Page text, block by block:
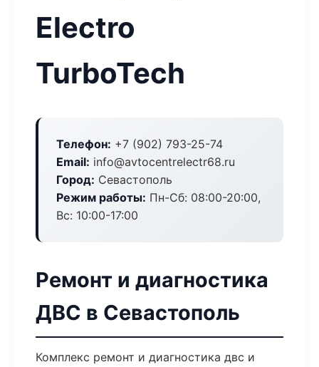
Electro
TurboTech
Телефон: +7 (902) 793-25-74
Email: info@avtocentrelectr68.ru
Город: Севастополь
Режим работы: Пн-Сб: 08:00-20:00,
Вс: 10:00-17:00
Ремонт и диагностика
ДВС в Севастополь
Комплекс ремонт и диагностика двс и